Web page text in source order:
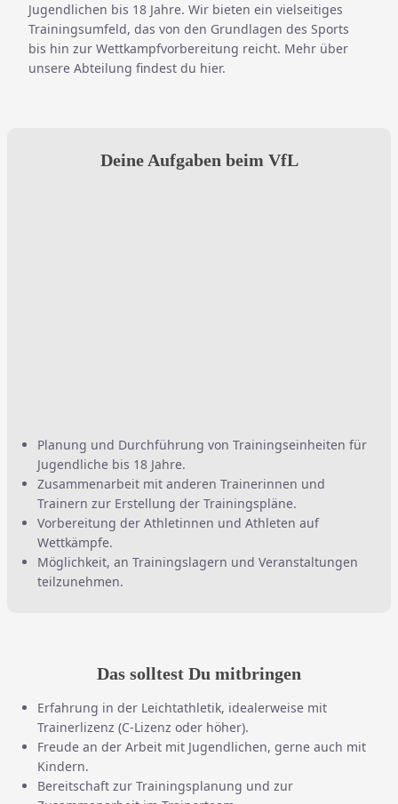
Jugendlichen bis 18 Jahre. Wir bieten ein vielseitiges
Trainingsumfeld, das von den Grundlagen des Sports
bis hin zur Wettkampfvorbereitung reicht. Mehr über
unsere Abteilung findest du hier.
Deine Aufgaben beim VfL
Planung und Durchführung von Trainingseinheiten für
Jugendliche bis 18 Jahre.
Zusammenarbeit mit anderen Trainerinnen und
Trainern zur Erstellung der Trainingspläne.
Vorbereitung der Athletinnen und Athleten auf
Wettkämpfe.
Möglichkeit, an Trainingslagern und Veranstaltungen
teilzunehmen.
Das solltest Du mitbringen
Erfahrung in der Leichtathletik, idealerweise mit
Trainerlizenz (C-Lizenz oder höher).
Freude an der Arbeit mit Jugendlichen, gerne auch mit
Kindern.
Bereitschaft zur Trainingsplanung und zur